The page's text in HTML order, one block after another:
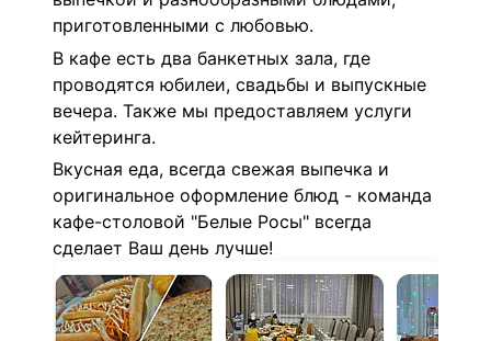
приготовленными с любовью.
В кафе есть два банкетных зала, где
проводятся юбилеи, свадьбы и выпускные
вечера. Также мы предоставляем услуги
кейтеринга.
Вкусная еда, всегда свежая выпечка и
оригинальное оформление блюд - команда
кафе-столовой "Белые Росы" всегда
сделает Ваш день лучше!